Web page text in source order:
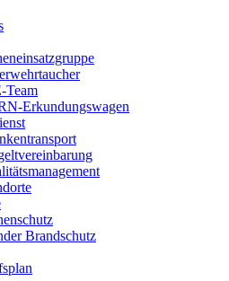
Team
Erkundungswagen
Brandschutz